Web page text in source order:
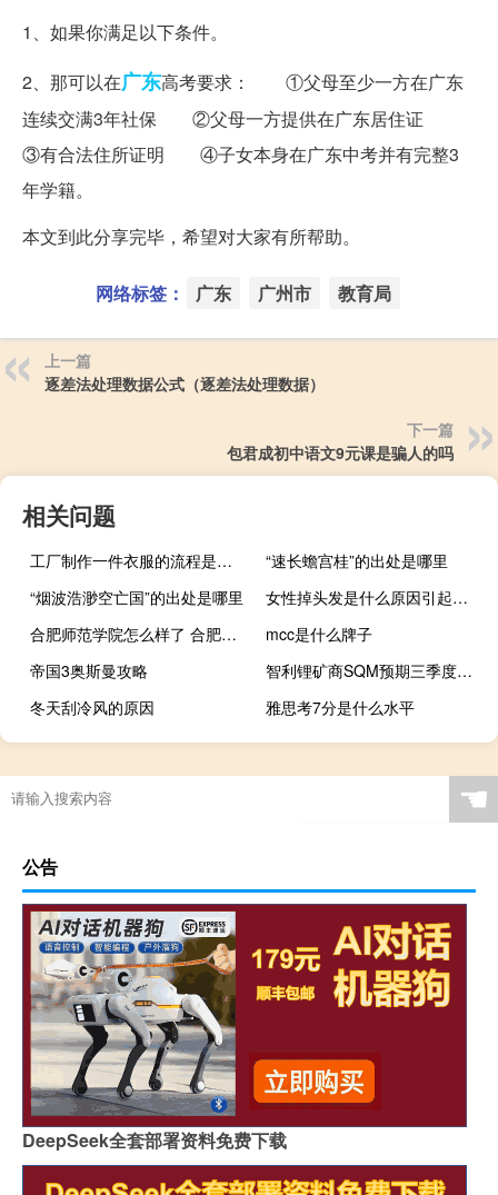
1、如果你满足以下条件。
2、那可以在广东高考要求： ①父母至少一方在广东
连续交满3年社保 ②父母一方提供在广东居住证
③有合法住所证明 ④子女本身在广东中考并有完整3
年学籍。
本文到此分享完毕，希望对大家有所帮助。
网络标签： 广东 广州市 教育局
上一篇
逐差法处理数据公式（逐差法处理数据）
下一篇
包君成初中语文9元课是骗人的吗
相关问题
工厂制作一件衣服的流程是怎么样的？如何设计爆款衣服？
“速长蟾宫桂”的出处是哪里
“烟波浩渺空亡国”的出处是哪里
女性掉头发是什么原因引起的,用什么洗发水
合肥师范学院怎么样了 合肥师范学院怎么样
mcc是什么牌子
帝国3奥斯曼攻略
智利锂矿商SQM预期三季度锂价将保持稳定
冬天刮冷风的原因
雅思考7分是什么水平
gta4自由城任务攻略
☚
公告
DeepSeek全套部署资料免费下载